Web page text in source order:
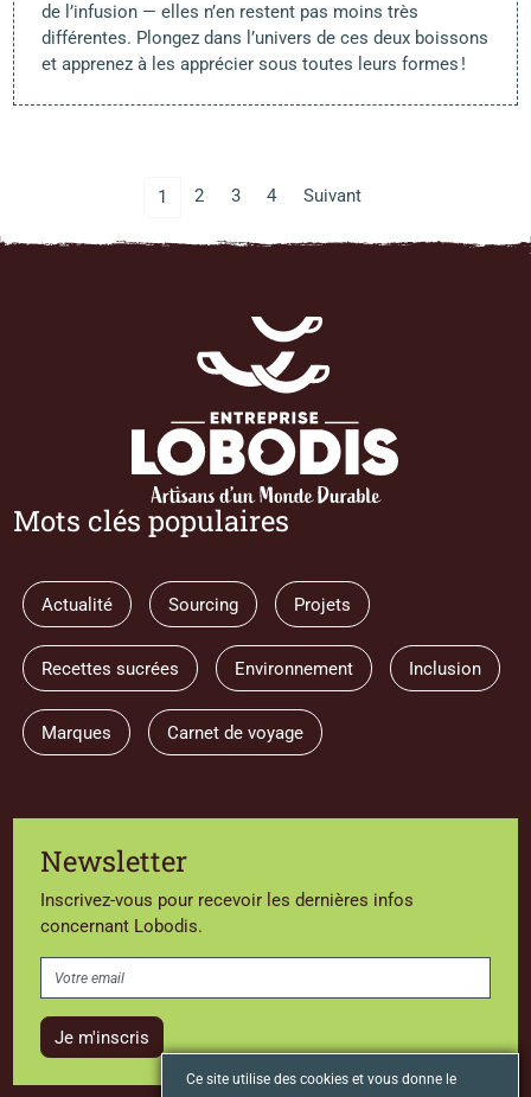
de l’infusion — elles n’en restent pas moins très
différentes. Plongez dans l’univers de ces deux boissons
et apprenez à les apprécier sous toutes leurs formes !
1 2 3 4 Suivant
Mots clés populaires
Actualité Sourcing Projets
Recettes sucrées Environnement Inclusion
Marques Carnet de voyage
Newsletter
Inscrivez-vous pour recevoir les dernières infos
concernant Lobodis.
Je m'inscris
Ce site utilise des cookies et vous donne le